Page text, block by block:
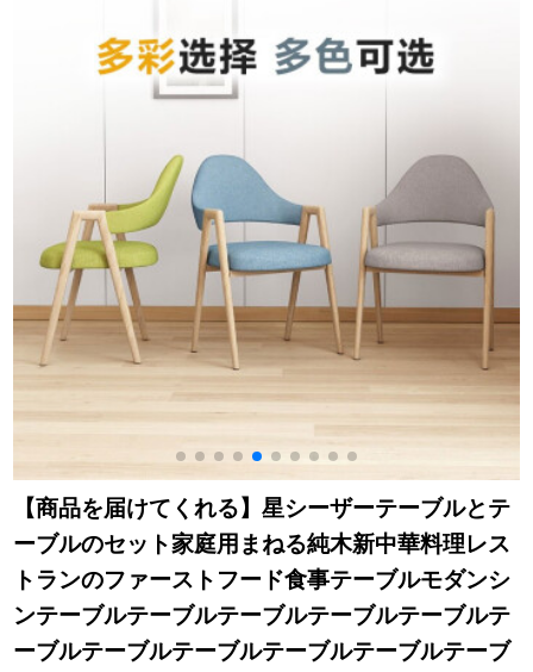
の椅子のビジネスシ
ンプル事務室と交渉
します。お茶のお茶
緑の白皮の椅子の一
つのテーブルです。
ブルテーブルテーブ
ルテーブルテーブル
【商品を届けてくれる】星シーザーテーブルとテ
ーブルのセット家庭用まねる純木新中華料理レス
トランのファーストフード食事テーブルモダンシ
ンテーブルテーブルテーブルテーブルテーブルテ
ーブルテーブルテーブルテーブルテーブルテーブ